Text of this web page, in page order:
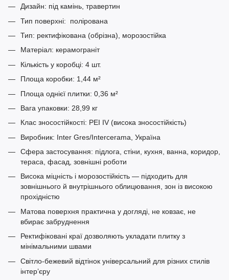
Дизайн: під камінь, травертин
Тип поверхні: полірована
Тип: ректифікована (обрізна), морозостійка
Матеріал: керамограніт
Кількість у коробці: 4 шт.
Площа коробки: 1,44 м²
Площа однієї плитки: 0,36 м²
Вага упаковки: 28,99 кг
Клас зносостійкості: PEI IV (висока зносостійкість)
Виробник: Inter Gres/Intercerama, Україна
Сфера застосування: підлога, стіни, кухня, ванна, коридор,
тераса, фасад, зовнішні роботи
Висока міцність і морозостійкість — підходить для
зовнішнього й внутрішнього облицювання, зон із високою
прохідністю
Матова поверхня практична у догляді, не ковзає, не
вбирає забруднення
Ректифіковані краї дозволяють укладати плитку з
мінімальними швами
Світло-бежевий відтінок універсальний для різних стилів
інтер’єру